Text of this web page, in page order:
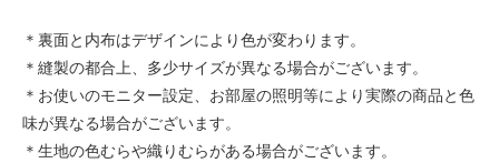
＊裏面と内布はデザインにより色が変わります。
＊縫製の都合上、多少サイズが異なる場合がございます。
＊お使いのモニター設定、お部屋の照明等により実際の商品と色
味が異なる場合がございます。
＊生地の色むらや織りむらがある場合がございます。